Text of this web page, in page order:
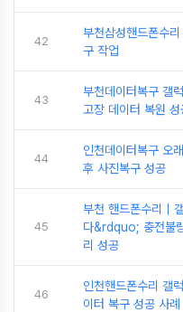
42
부천삼성핸드폰수
구 작업
43
부천데이터복구 갤
고장 데이터 복원 성
44
인천데이터복구 오
후 사진복구 성공
45
부천 핸드폰수리｜
다&rdquo; 충전불
리 성공
46
인천핸드폰수리 갤
이터 복구 성공 사례